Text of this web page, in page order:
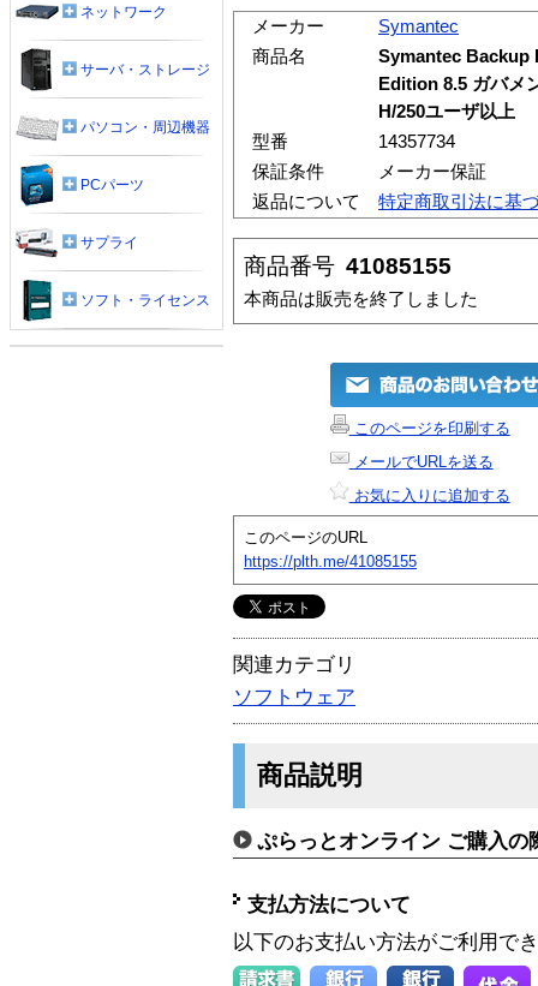
メーカー
Symantec
商品名
Symantec Backup
Edition 8.5 ガバメ
H/250ユーザ以上
型番
14357734
保証条件
メーカー保証
返品について
特定商取引法に基
商品番号 41085155
本商品は販売を終了しました
このページを印刷する
メールでURLを送る
お気に入りに追加する
このページのURL
https://plth.me/41085155
関連カテゴリ
ソフトウェア
商品説明
ぷらっとオンライン ご購入の
支払方法について
以下のお支払い方法がご利用で
ネットワーク
サーバ・ストレージ
パソコン・周辺機器
PCパーツ
サプライ
ソフト・ライセンス